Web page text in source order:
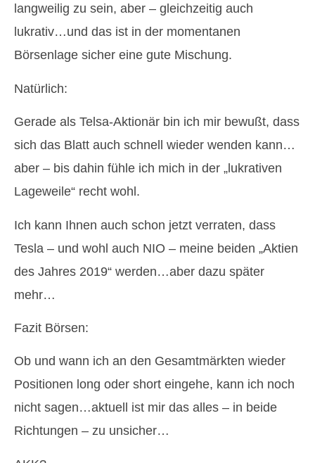
langweilig zu sein, aber – gleichzeitig auch
lukrativ…und das ist in der momentanen
Börsenlage sicher eine gute Mischung.
Natürlich:
Gerade als Telsa-Aktionär bin ich mir bewußt, dass
sich das Blatt auch schnell wieder wenden kann…
aber – bis dahin fühle ich mich in der „lukrativen
Lageweile“ recht wohl.
Ich kann Ihnen auch schon jetzt verraten, dass
Tesla – und wohl auch NIO – meine beiden „Aktien
des Jahres 2019“ werden…aber dazu später
mehr…
Fazit Börsen:
Ob und wann ich an den Gesamtmärkten wieder
Positionen long oder short eingehe, kann ich noch
nicht sagen…aktuell ist mir das alles – in beide
Richtungen – zu unsicher…